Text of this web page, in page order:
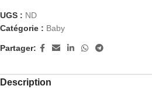
UGS : ND
Catégorie : Baby
Partager:
Description